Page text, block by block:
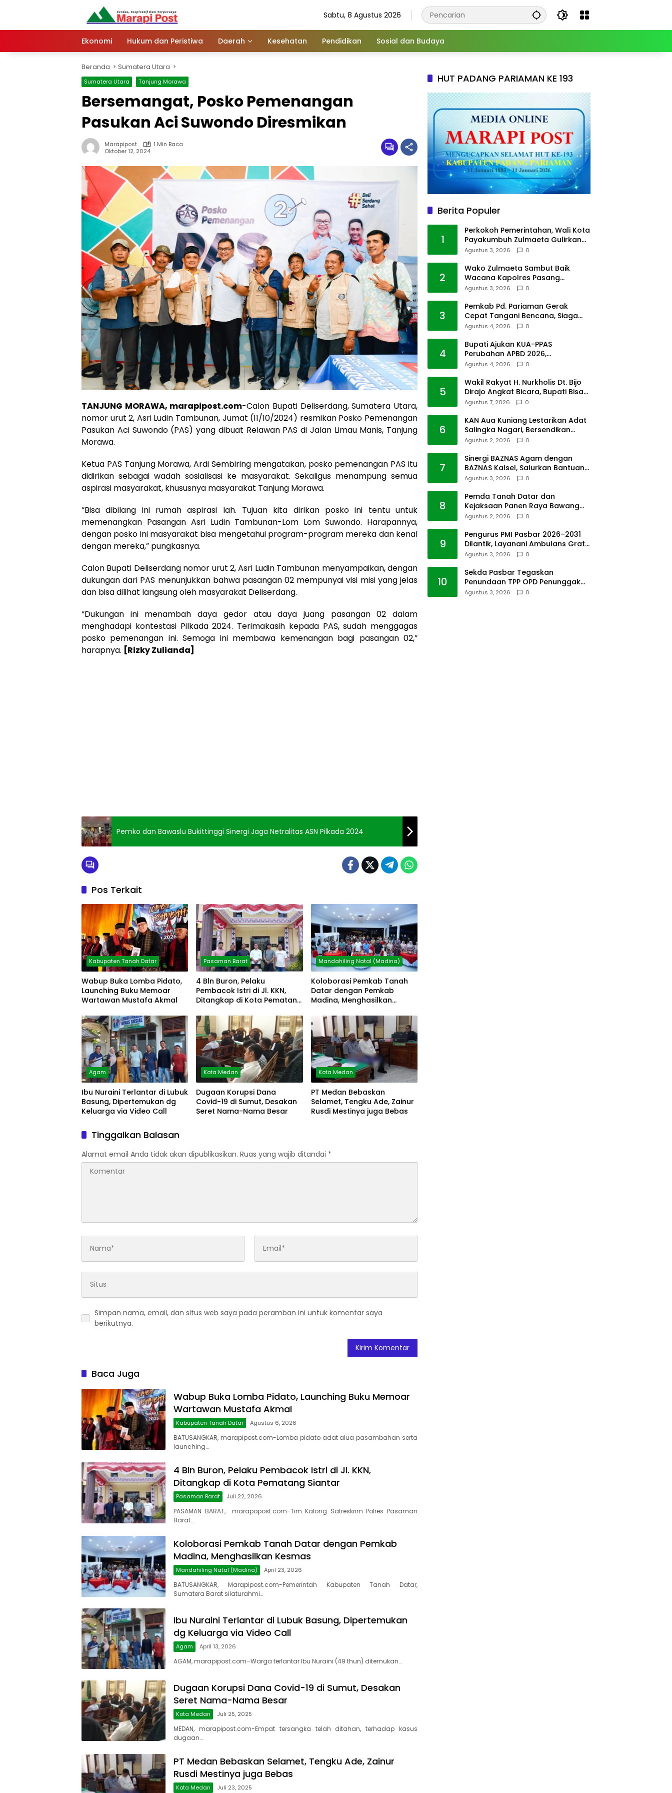
Sabtu, 8 Agustus 2026
Ekonomi Hukum dan Peristiwa Daerah Kesehatan Pendidikan Sosial dan Budaya
Beranda Sumatera Utara
Sumatera Utara Tanjung Morawa
Bersemangat, Posko Pemenangan
Pasukan Aci Suwondo Diresmikan
Marapipost
1 Min Baca
Oktober 12, 2024
TANJUNG MORAWA, marapipost.com-Calon Bupati Deliserdang, Sumatera Utara,
nomor urut 2, Asri Ludin Tambunan, Jumat (11/10/2024) resmikan Posko Pemenangan
Pasukan Aci Suwondo (PAS) yang dibuat Relawan PAS di Jalan Limau Manis, Tanjung
Morawa.
Ketua PAS Tanjung Morawa, Ardi Sembiring mengatakan, posko pemenangan PAS itu
didirikan sebagai wadah sosialisasi ke masyarakat. Sekaligus menampung semua
aspirasi masyarakat, khususnya masyarakat Tanjung Morawa.
“Bisa dibilang ini rumah aspirasi lah. Tujuan kita dirikan posko ini tentu untuk
memenangkan Pasangan Asri Ludin Tambunan-Lom Lom Suwondo. Harapannya,
dengan posko ini masyarakat bisa mengetahui program-program mereka dan kenal
dengan mereka,” pungkasnya.
Calon Bupati Deliserdang nomor urut 2, Asri Ludin Tambunan menyampaikan, dengan
dukungan dari PAS menunjukkan bahwa pasangan 02 mempunyai visi misi yang jelas
dan bisa dilihat langsung oleh masyarakat Deliserdang.
“Dukungan ini menambah daya gedor atau daya juang pasangan 02 dalam
menghadapi kontestasi Pilkada 2024. Terimakasih kepada PAS, sudah menggagas
posko pemenangan ini. Semoga ini membawa kemenangan bagi pasangan 02,”
harapnya. [Rizky Zulianda]
Pemko dan Bawaslu Bukittinggi Sinergi Jaga Netralitas ASN Pilkada 2024
Pos Terkait
Kabupaten Tanah Datar
Wabup Buka Lomba Pidato,
Launching Buku Memoar
Wartawan Mustafa Akmal
Pasaman Barat
4 Bln Buron, Pelaku
Pembacok Istri di Jl. KKN,
Ditangkap di Kota Pematang
Mandahiling Natal (Madina)
Koloborasi Pemkab Tanah
Datar dengan Pemkab
Madina, Menghasilkan
Agam
Ibu Nuraini Terlantar di Lubuk
Basung, Dipertemukan dg
Keluarga via Video Call
Kota Medan
Dugaan Korupsi Dana
Covid-19 di Sumut, Desakan
Seret Nama-Nama Besar
Kota Medan
PT Medan Bebaskan
Selamet, Tengku Ade, Zainur
Rusdi Mestinya juga Bebas
Tinggalkan Balasan
Alamat email Anda tidak akan dipublikasikan. Ruas yang wajib ditandai *
Simpan nama, email, dan situs web saya pada peramban ini untuk komentar saya
berikutnya.
Baca Juga
Wabup Buka Lomba Pidato, Launching Buku Memoar
Wartawan Mustafa Akmal
Kabupaten Tanah Datar Agustus 6, 2026
BATUSANGKAR, marapipost.com-Lomba pidato adat alua pasambahan serta
launching…
4 Bln Buron, Pelaku Pembacok Istri di Jl. KKN,
Ditangkap di Kota Pematang Siantar
Pasaman Barat Juli 22, 2026
PASAMAN BARAT, marapopost.com-Tim Kalong Satreskrim Polres Pasaman
Barat…
Koloborasi Pemkab Tanah Datar dengan Pemkab
Madina, Menghasilkan Kesmas
Mandahiling Natal (Madina) April 23, 2026
BATUSANGKAR, Marapipost.com-Pemerintah Kabupaten Tanah Datar,
Sumatera Barat silaturahmi…
Ibu Nuraini Terlantar di Lubuk Basung, Dipertemukan
dg Keluarga via Video Call
Agam April 13, 2026
AGAM, marapipost.com–Warga terlantar Ibu Nuraini (49 thun) ditemukan…
Dugaan Korupsi Dana Covid-19 di Sumut, Desakan
Seret Nama-Nama Besar
Kota Medan Juli 25, 2025
MEDAN, marapipost.com-Empat tersangka telah ditahan, terhadap kasus
dugaan…
PT Medan Bebaskan Selamet, Tengku Ade, Zainur
Rusdi Mestinya juga Bebas
Kota Medan Juli 23, 2025
HUT PADANG PARIAMAN KE 193
Berita Populer
1
Perkokoh Pemerintahan, Wali Kota
Payakumbuh Zulmaeta Gulirkan
Jabatan
Agustus 3, 2026 0
2
Wako Zulmaeta Sambut Baik
Wacana Kapolres Pasang
Kamera Pantau Lalin
Agustus 3, 2026 0
3
Pemkab Pd. Pariaman Gerak
Cepat Tangani Bencana, Siaga
Cuaca Ekstrem
Agustus 4, 2026 0
4
Bupati Ajukan KUA-PPAS
Perubahan APBD 2026,
Pendapatan Pasbar Naik 15
Agustus 4, 2026 0
5
Wakil Rakyat H. Nurkholis Dt. Bijo
Dirajo Angkat Bicara, Bupati Bisa
Digugat
Agustus 7, 2026 0
6
KAN Aua Kuniang Lestarikan Adat
Salingka Nagari, Bersendikan
Kitabullah
Agustus 2, 2026 0
7
Sinergi BAZNAS Agam dengan
BAZNAS Kalsel, Salurkan Bantuan
Bencana Alam
Agustus 3, 2026 0
8
Pemda Tanah Datar dan
Kejaksaan Panen Raya Bawang
Merah di Sawah Tangah
Agustus 2, 2026 0
9
Pengurus PMI Pasbar 2026–2031
Dilantik, Layanani Ambulans Gratis
ke Padang
Agustus 3, 2026 0
10
Sekda Pasbar Tegaskan
Penundaan TPP OPD Penunggak
Pajak Kendaraan Dinas
Agustus 3, 2026 0